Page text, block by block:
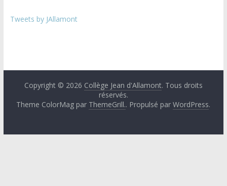
Tweets by JAllamont
Copyright © 2026 Collège Jean d'Allamont. Tous droits
réservés.
Theme ColorMag par ThemeGrill.. Propulsé parWordPress.